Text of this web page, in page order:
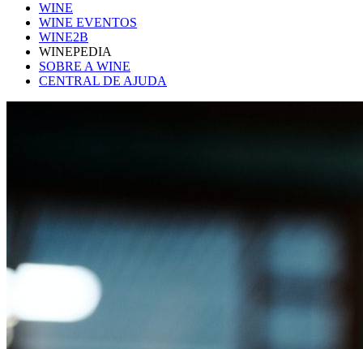
WINE
WINE EVENTOS
WINE2B
WINEPEDIA
SOBRE A WINE
CENTRAL DE AJUDA